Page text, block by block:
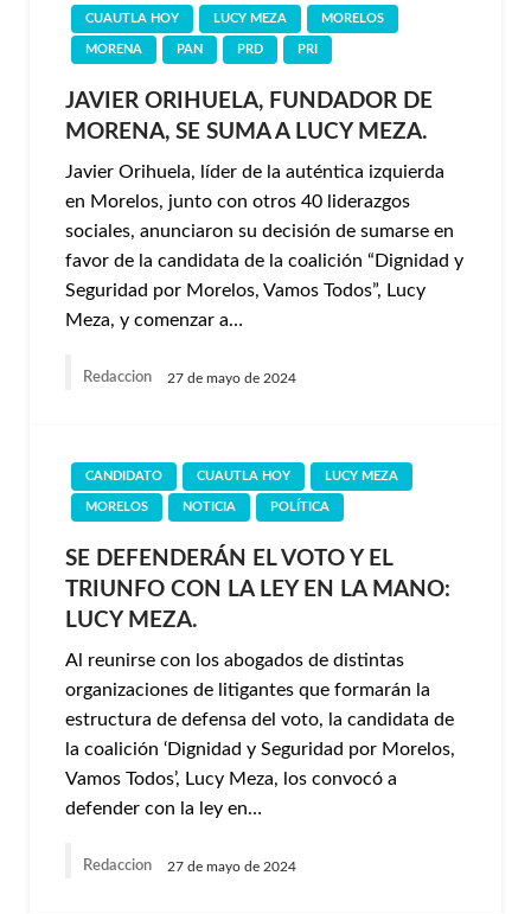
CUAUTLA HOY LUCY MEZA MORELOS
MORENA PAN PRD PRI
JAVIER ORIHUELA, FUNDADOR DE
MORENA, SE SUMA A LUCY MEZA.
Javier Orihuela, líder de la auténtica izquierda
en Morelos, junto con otros 40 liderazgos
sociales, anunciaron su decisión de sumarse en
favor de la candidata de la coalición “Dignidad y
Seguridad por Morelos, Vamos Todos”, Lucy
Meza, y comenzar a…
Redaccion 27 de mayo de 2024
CANDIDATO CUAUTLA HOY LUCY MEZA
MORELOS NOTICIA POLÍTICA
SE DEFENDERÁN EL VOTO Y EL
TRIUNFO CON LA LEY EN LA MANO:
LUCY MEZA.
Al reunirse con los abogados de distintas
organizaciones de litigantes que formarán la
estructura de defensa del voto, la candidata de
la coalición ‘Dignidad y Seguridad por Morelos,
Vamos Todos’, Lucy Meza, los convocó a
defender con la ley en…
Redaccion 27 de mayo de 2024